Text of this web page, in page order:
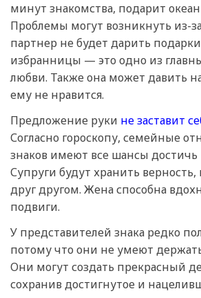
минут знакомства, подарит
Проблемы могут возникнуть из-
партнер не будет дарить
избранницы — это одно из
любви. Также она может давить
ему не нравится.
Предложение руки не заставит
Согласно гороскопу, семейные
знаков имеют все шансы достичь
Супруги будут хранить верность,
друг другом. Жена способна
подвиги.
У представителей знака редко
потому что они не умеют
Они могут создать прекрасный
сохранив достигнутое и